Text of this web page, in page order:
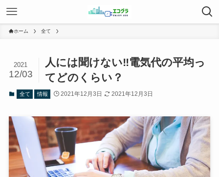
ホーム 全て
人には聞けない‼電気代の平均っ
てどのくらい？
2021
12/03
全て 情報 2021年12月3日 2021年12月3日